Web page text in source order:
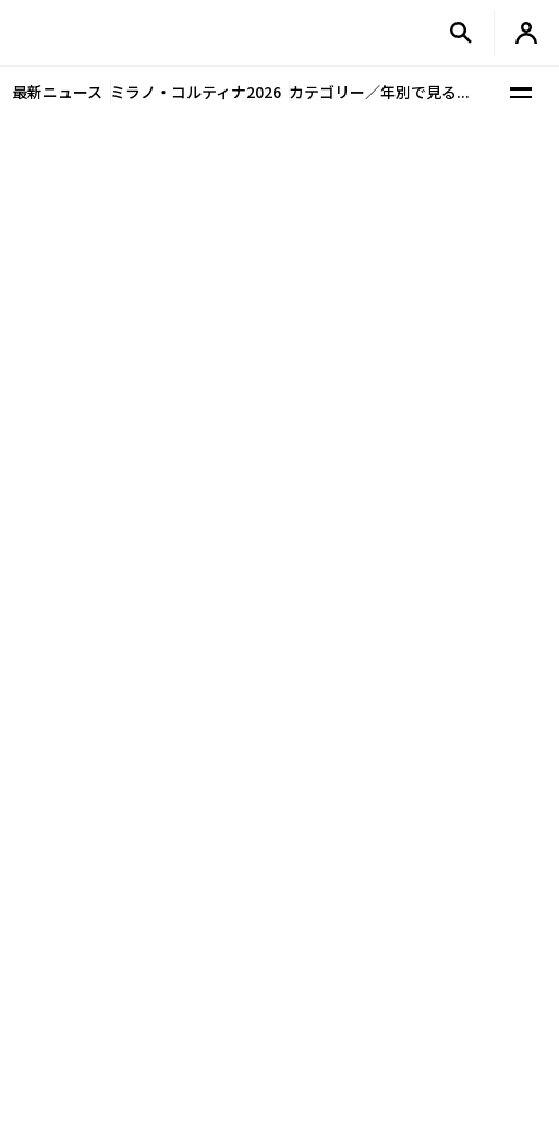
最新ニュース ミラノ・コルティナ2026 カテゴリー／年別で見る...